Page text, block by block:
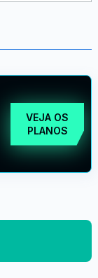
VEJA OS
PLANOS